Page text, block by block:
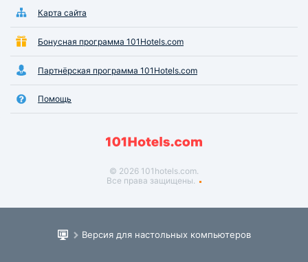
Карта сайта
Бонусная программа 101Hotels.com
Партнёрская программа 101Hotels.com
Помощь
© 2026 101hotels.com.
Все права защищены.
Версия для настольных компьютеров